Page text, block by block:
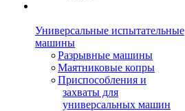
Универсальные испытательные
машины
Разрывные машины
Маятниковые копры
Приспособления и
захваты для
универсальных машин